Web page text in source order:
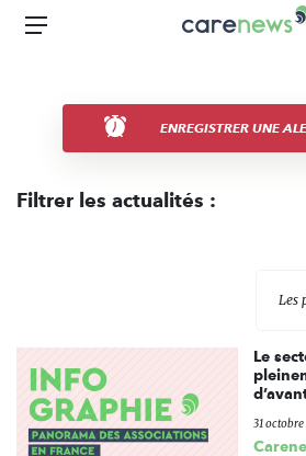
Aller
Carenews,
acteurs
de
Menu
ENREGISTRER UNE
Filtrer les actualités :
Les
Le
31